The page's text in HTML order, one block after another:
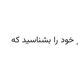
خود را بشناسید که